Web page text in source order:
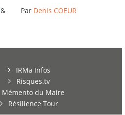
&
Par Denis COEUR
IRMa Infos
Risques.tv
Mémento du Maire
Résilience Tour